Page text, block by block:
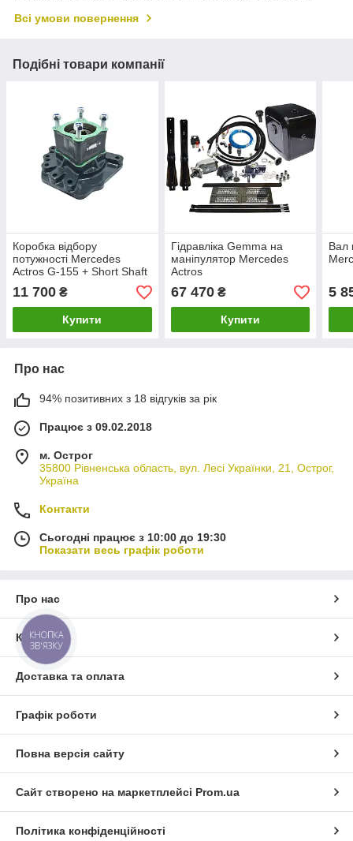
Всі умови повернення
Подібні товари компанії
Коробка відбору
потужності Mercedes
Actros G-155 + Short Shaft
(50126322-2)
11 700 ₴
Купити
Гідравліка Gemma на
маніпулятор Mercedes
Actros
67 470₴
Купити
Вал
5
Про нас
94% позитивних з 18 відгуків за рік
Працює з 09.02.2018
м. Острог
35800 Рівненська область, вул. Лесі Українки, 21, Острог,
Україна
Контакти
Сьогодні працює з 10:00 до 19:30
Показати весь графік роботи
Про нас
Контакти
Доставка та оплата
Графік роботи
Повна версія сайту
Сайт створено на маркетплейсі Prom.ua
Політика конфіденційності
КНОПКА
ЗВ'ЯЗКУ